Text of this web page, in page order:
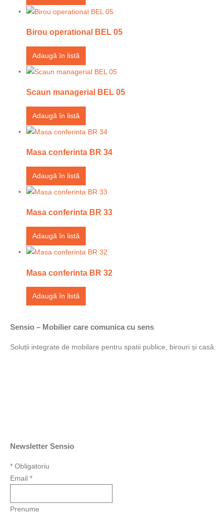
Birou operational BEL 05
Adaugă în listă
Scaun managerial BEL 05
Adaugă în listă
Masa conferinta BR 34
Adaugă în listă
Masa conferinta BR 33
Adaugă în listă
Masa conferinta BR 32
Adaugă în listă
Sensio – Mobilier care comunica cu sens
Soluții integrate de mobilare pentru spatii publice, birouri și casă.
Newsletter Sensio
* Obligatoriu
Email *
Prenume